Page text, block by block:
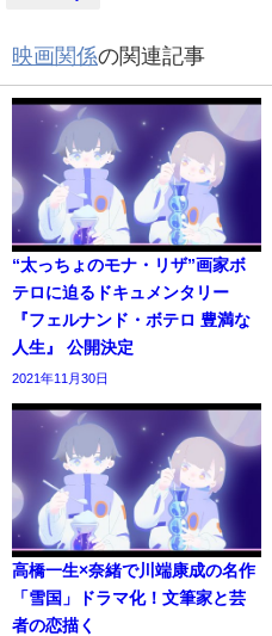
映画関係の関連記事
“太っちょのモナ・リザ”画家ボ
テロに迫るドキュメンタリー
『フェルナンド・ボテロ 豊満な
人生』 公開決定
2021年11月30日
高橋一生×奈緒で川端康成の名作
「雪国」ドラマ化！文筆家と芸
者の恋描く